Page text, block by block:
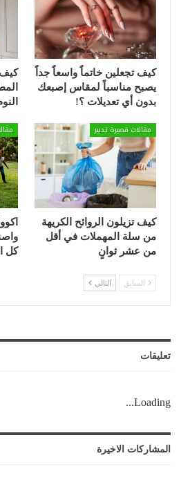
كيف تجعلين خاتماً واسعاً جداً
يصبح مناسباً لمقاس إصبعك
بدون أي تعديلات ؟!
مقالات قصيرة تدبير
كيف تزيلون الروائح الكريهة
من سلة المهملات في أقل
من عشر ثوانٍ
كل
السابق التالي
تعليقات
Loading...
المشاركات الاخيرة